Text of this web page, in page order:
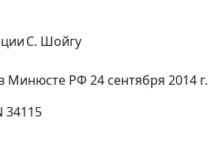
С. Шойгу
Минюсте РФ 24 сентября 2014 г.
34115